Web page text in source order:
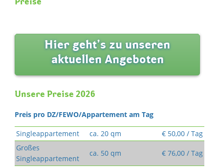
Hier geht’s zu unseren
aktuellen Angeboten
Unsere Preise 2026
Preis pro DZ/FEWO/Appartement am Tag
Singleappartement ca. 20 qm
€ 50,00 / Tag
Großes
Singleappartement
ca. 50 qm € 76,00 / Tag